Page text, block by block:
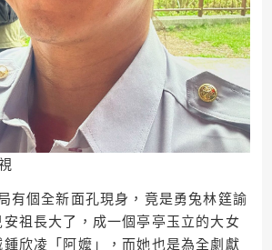
有個全新面孔現身，竟是勇兔林筳諭
祖長大了，成一個亭亭玉立的大女
欣凌「阿嬤」，而她也是為全劇獻